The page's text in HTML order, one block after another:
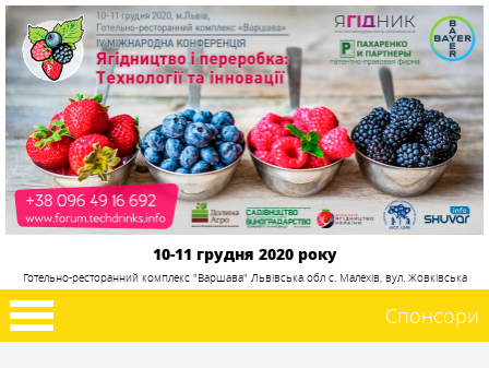
10-11 грудня 2020 року
Готельно-ресторанний комплекс "Варшава" Львівська обл с. Малехів, вул. Жовківська
Спонсори